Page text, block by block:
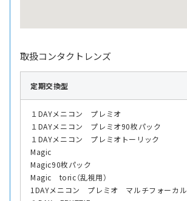
取扱コンタクトレンズ
定期交換型
１DAYメニコン プレミオ
１DAYメニコン プレミオ90枚パック
１DAYメニコン プレミオトーリック
Magic
Magic90枚パック
Magic toric（乱視用）
1DAYメニコン プレミオ マルチフォーカル